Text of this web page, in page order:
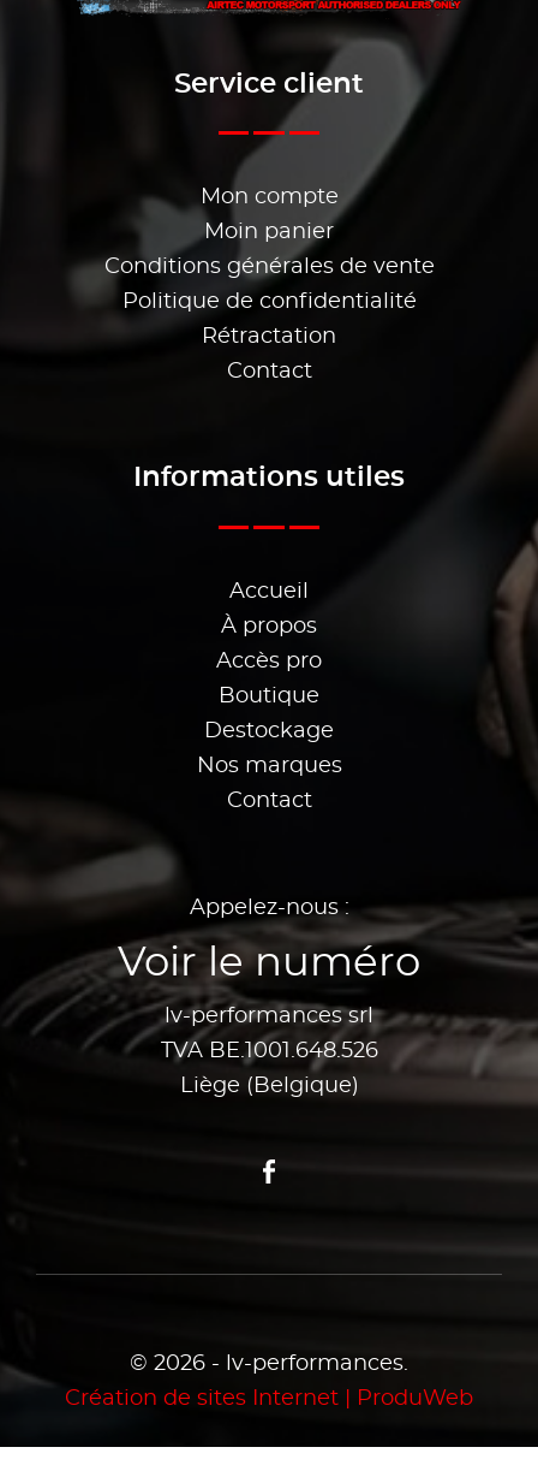
Service client
Mon compte
Moin panier
Conditions générales de vente
Politique de confidentialité
Rétractation
Contact
Informations utiles
Accueil
À propos
Accès pro
Boutique
Destockage
Nos marques
Contact
Appelez-nous :
Voir le numéro
lv-performances srl
TVA BE.1001.648.526
Liège (Belgique)
© 2026 - lv-performances.
Création de sites Internet | ProduWeb